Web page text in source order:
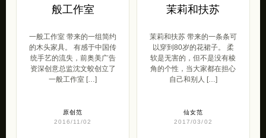
般工作室
一般工作室 带来的一组简约
的木头家具。 有感于中国传
统手艺的流失，前奥美广告
资深创意总监沈文蛟创立了
一般工作室 […]
原创范
2016/11/02
茉莉和扶苏
茉莉和扶苏 带来的一条条可
以穿到80岁的花裙子。 柔
软是无害的，但不是没有棱
角的个性，当大家都在担心
自己和别人 […]
仙女范
2017/03/02